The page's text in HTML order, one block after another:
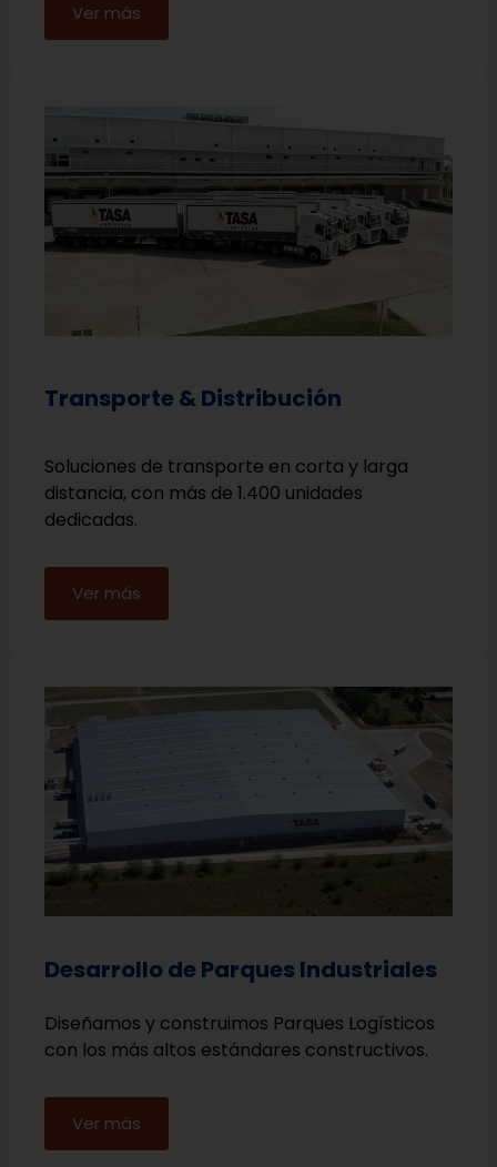
Ver más
Transporte & Distribución
Soluciones de transporte en corta y larga
distancia, con más de 1.400 unidades
dedicadas.
Ver más
Desarrollo de Parques Industriales
Diseñamos y construimos Parques Logísticos
con los más altos estándares constructivos.
Ver más